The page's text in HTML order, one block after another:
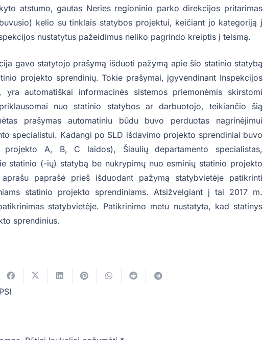
atstumo, gautas Neries regioninio parko direkcijos pritarimas
kelio su tinklais statybos projektui, keičiant jo kategoriją į
nustatytus pažeidimus neliko pagrindo kreiptis į teismą.
gavo statytojo prašymą išduoti pažymą apie šio statinio statybą
projekto sprendinių. Tokie prašymai, įgyvendinant Inspekcijos
yra automatiškai informacinės sistemos priemonėmis skirstomi
nuo statinio statybos ar darbuotojo, teikiančio šią
prašymas automatiniu būdu buvo perduotas nagrinėjimui
specialistui. Kadangi po SLD išdavimo projekto sprendiniai buvo
A, B, C laidos), Šiaulių departamento specialistas,
statinio (-ių) statybą be nukrypimų nuo esminių statinio projekto
paprašė prieš išduodant pažymą statybvietėje patikrinti
statinio projekto sprendiniams. Atsižvelgiant į tai 2017 m.
statybvietėje. Patikrinimo metu nustatyta, kad statinys
sprendinius.